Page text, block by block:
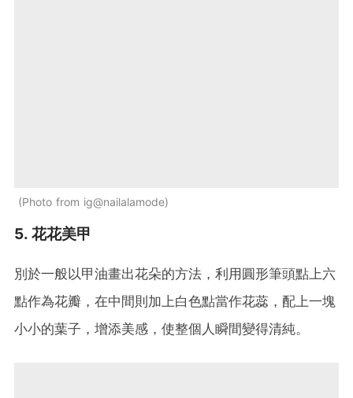
Photo from ig@nailalamode
5. 花花美甲
別於一般以甲油畫出花朵的方法，利用圓形筆頭點上六
點作為花瓣，在中間則加上白色點當作花蕊，配上一塊
小小的葉子，增添美感，使整個人瞬間變得清純。